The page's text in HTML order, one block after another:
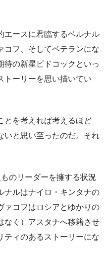
エースに君臨するベルナル
コフ、そしてベテランにな
待の新星ピドコックといっ
トーリーを思い描いてい
とを考えれば考えるほど
いと思い至ったのだ。それ
のリーダーを擁する状況
ナルはナイロ・キンタナの
ァコフはロシアとゆかりの
なく）アスタナへ移籍させ
ティのあるストーリーにな